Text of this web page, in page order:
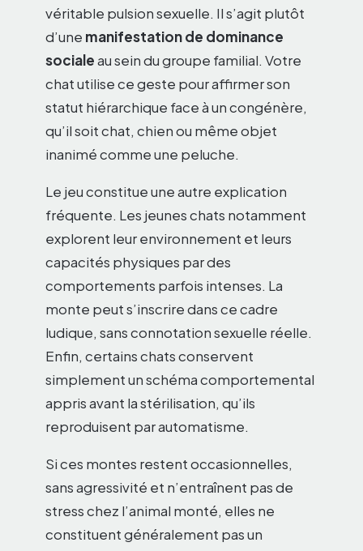
véritable pulsion sexuelle. Il s’agit plutôt
d’une manifestation de dominance
socialeau sein du groupe familial. Votre
chat utilise ce geste pour affirmer son
statut hiérarchique face à un congénère,
qu’il soit chat, chien ou même objet
inanimé comme une peluche.
Le jeu constitue une autre explication
fréquente. Les jeunes chats notamment
explorent leur environnement et leurs
capacités physiques par des
comportements parfois intenses. La
monte peut s’inscrire dans ce cadre
ludique, sans connotation sexuelle réelle.
Enfin, certains chats conservent
simplement un schéma comportemental
appris avant la stérilisation, qu’ils
reproduisent par automatisme.
Si ces montes restent occasionnelles,
sans agressivité et n’entraînent pas de
stress chez l’animal monté, elles ne
constituent généralement pas un